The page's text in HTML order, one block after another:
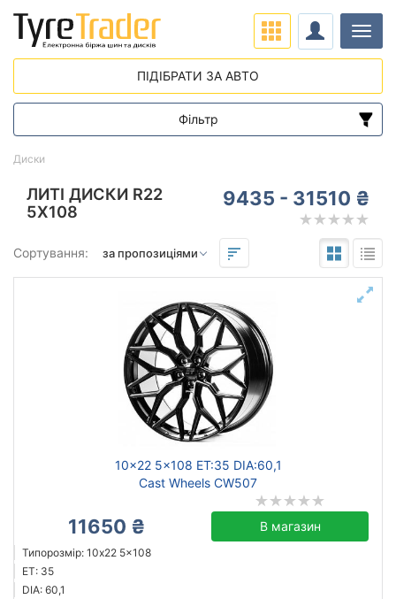
ЛИТІ ДИСКИ R22
5X108
9435 - 31510 ₴
Сортування:
10x22 5x108 ET:35 DIA:60,1
Cast Wheels CW507
11650 ₴ В магазин
Типорозмір: 10x22 5x108
ET: 35
DIA: 60,1
Диски
ПІДІБРАТИ ЗА АВТО
Фільтр
від
до
до
Cast Wheels
WS Forged